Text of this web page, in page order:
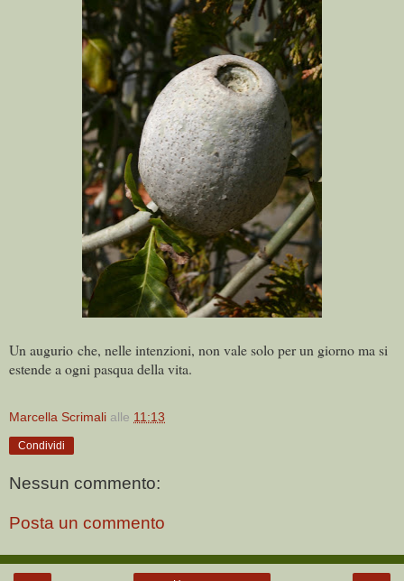
Un augurio che, nelle intenzioni, non vale solo per un giorno ma si
estende a ogni pasqua della vita.
Marcella Scrimali alle 11:13
Condividi
Nessun commento:
Posta un commento